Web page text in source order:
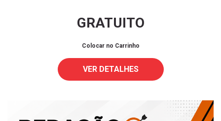
GRATUITO
Colocar no Carrinho
VER DETALHES